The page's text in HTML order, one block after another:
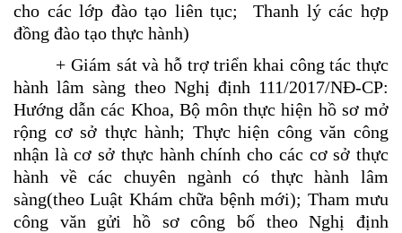
cho các lớp đào tạo liên tục; Thanh lý các hợp
đồng đào tạo thực hành)
+ Giám sát và hỗ trợ triển khai công tác thực
hành lâm sàng theo Nghị định 111/2017/NĐ-CP:
Hướng dẫn các Khoa, Bộ môn thực hiện hồ sơ mở
rộng cơ sở thực hành; Thực hiện công văn công
nhận là cơ sở thực hành chính cho các cơ sở thực
hành về các chuyên ngành có thực hành lâm
sàng(theo Luật Khám chữa bệnh mới); Tham mưu
công văn gửi hồ sơ công bố theoNghị định